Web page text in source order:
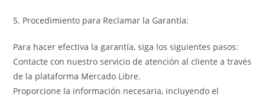
5. Procedimiento para Reclamar la Garantía:
Para hacer efectiva la garantía, siga los siguientes pasos:
Contacte con nuestro servicio de atención al cliente a través
de la plataforma Mercado Libre.
Proporcione la información necesaria, incluyendo el